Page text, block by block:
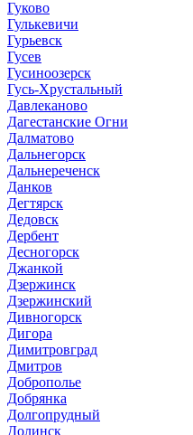
Гуково
Гулькевичи
Гурьевск
Гусев
Гусиноозерск
Гусь-Хрустальный
Давлеканово
Дагестанские Огни
Далматово
Дальнегорск
Дальнереченск
Данков
Дегтярск
Дедовск
Дербент
Десногорск
Джанкой
Дзержинск
Дзержинский
Дивногорск
Дигора
Димитровград
Дмитров
Доброполье
Добрянка
Долгопрудный
Долинск